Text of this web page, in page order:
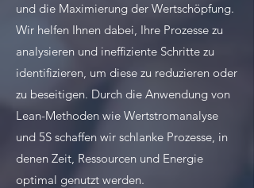
und die Maximierung der Wertschöpfung.
Wir helfen Ihnen dabei, Ihre Prozesse zu
analysieren und ineffiziente Schritte zu
identifizieren, um diese zu reduzieren oder
zu beseitigen. Durch die Anwendung von
Lean-Methoden wie Wertstromanalyse
und 5S schaffen wir schlanke Prozesse, in
denen Zeit, Ressourcen und Energie
optimal genutzt werden.